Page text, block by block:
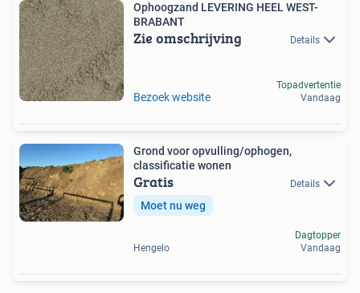
Ophoogzand LEVERING HEEL WEST-
BRABANT
Zie omschrijving Details
Bezoek website
Topadvertentie
Vandaag
Grond voor opvulling/ophogen,
classificatie wonen
Gratis Details
Moet nu weg
Hengelo
Dagtopper
Vandaag